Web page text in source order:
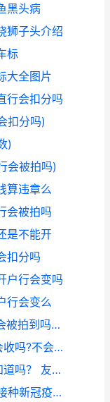
黑头病
狮子头介绍
标
大全图片
行会扣分吗
扣分吗)
)
会被拍吗)
算违章么
会被拍吗
是不能开
扣分吗
户行会变吗
行会变么
直行右转都是绿灯时,右转车道直行会被拍到吗？ 直行车道右转被拍的概率
这两张钱粘好后拿到银行去存银行会收吗?不会两张都不收吧? 钱不小心弄烂了怎么办
如何成为友邦健康友行会员，有人知道吗？ 友邦保险健康友行app
不接种新冠疫苗出行会受限吗？(不接种新冠疫苗的后果)